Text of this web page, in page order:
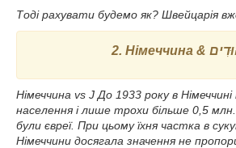
Тоді рахувати будемо як? Швейцарія
2. Німеччина &
Німеччина vs J До 1933 року в
населення і лише трохи більше 0,5 млн.
були євреї. При цьому їхня частка в
Німеччини досягала значення не